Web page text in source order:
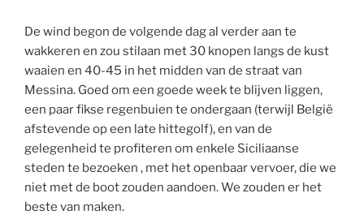
De wind begon de volgende dag al verder aan te
wakkeren en zou stilaan met 30 knopen langs de kust
waaien en 40-45 in het midden van de straat van
Messina. Goed om een goede week te blijven liggen,
een paar fikse regenbuien te ondergaan (terwijl België
afstevende op een late hittegolf), en van de
gelegenheid te profiteren om enkele Siciliaanse
steden te bezoeken , met het openbaar vervoer, die we
niet met de boot zouden aandoen. We zouden er het
beste van maken.